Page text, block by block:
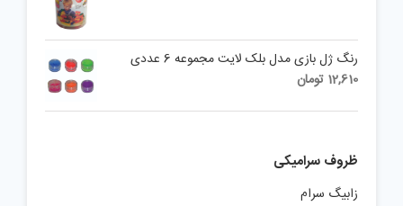
رنگ ژل بازی مدل بلک لایت مجموعه 6 عددی
12,610 تومان
ظروف سرامیکی
زابیگ سرام